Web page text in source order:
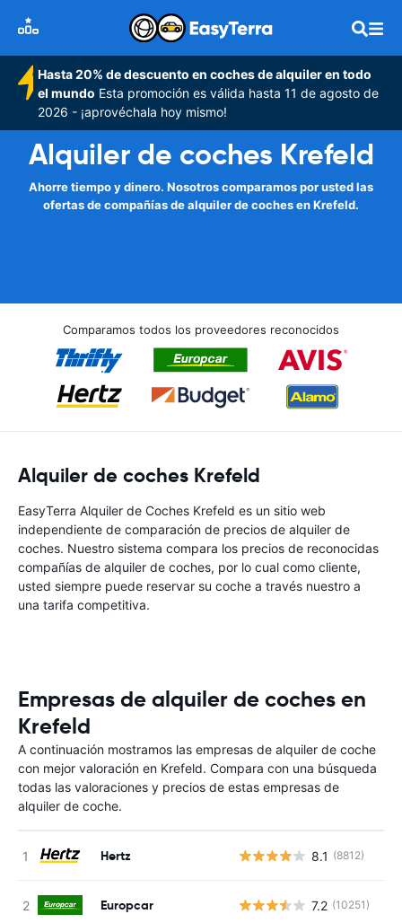
Hasta 20% de descuento en coches de alquiler en todo
el mundo Esta promoción es válida hasta 11 de agosto de
2026 - ¡aprovéchala hoy mismo!
Alquiler de coches Krefeld
Ahorre tiempo y dinero. Nosotros comparamos por usted las
ofertas de compañías de alquiler de coches en Krefeld.
Comparamos todos los proveedores reconocidos
Alquiler de coches Krefeld
EasyTerra Alquiler de Coches Krefeld es un sitio web
independiente de comparación de precios de alquiler de
coches. Nuestro sistema compara los precios de reconocidas
compañías de alquiler de coches, por lo cual como cliente,
usted siempre puede reservar su coche a través nuestro a
una tarifa competitiva.
Empresas de alquiler de coches en
Krefeld
A continuación mostramos las empresas de alquiler de coche
con mejor valoración en Krefeld. Compara con una búsqueda
todas las valoraciones y precios de estas empresas de
alquiler de coche.
Hertz 8.1 (8812)
Europcar 7.2 (10251)